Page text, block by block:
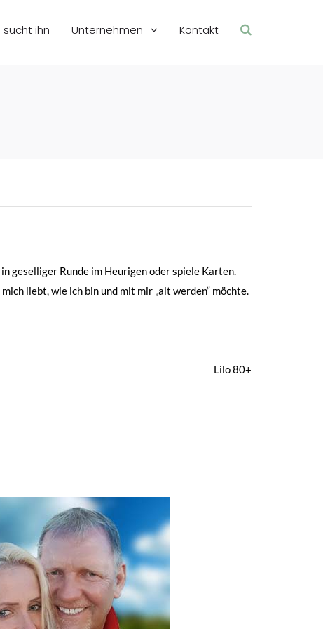
sucht ihn Unternehmen Kontakt
geselliger Runde im Heurigen oder spiele Karten.
liebt, wie ich bin und mit mir „alt werden“ möchte.
Lilo 80+